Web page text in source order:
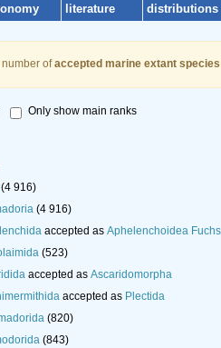
literature
distributions
ofaccepted marine extant species
Only show main ranks
(4 916)
(4 916)
accepted as Aphelenchoidea
(523)
accepted as Ascaridomorpha
accepted as Plectida
(820)
(843)